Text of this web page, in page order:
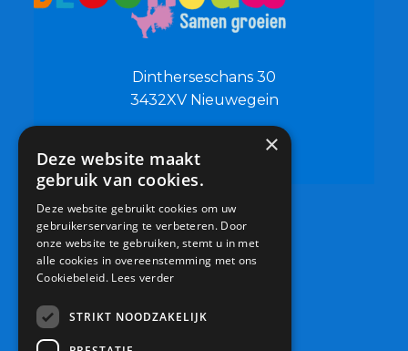
Dintherseschans 30
3432XV Nieuwegein
0306019500
info@bsdeschouw.nl
×
Deze website maakt
gebruik van cookies.
Deze website gebruikt cookies om uw
gebruikerservaring te verbeteren. Door
onze website te gebruiken, stemt u in met
alle cookies in overeenstemming met ons
Cookiebeleid. Lees verder
STRIKT NOODZAKELIJK